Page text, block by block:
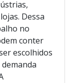
Dessa
no
conter
escolhidos